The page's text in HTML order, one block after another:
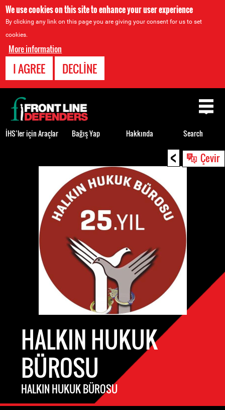
We use cookies on this site to enhance your user experience
By clicking any link on this page you are giving your consent for us to set
cookies.
More information
I AGREE DECLINE
< Çevir
HALKIN HUKUK
BÜROSU
HALKIN HUKUK BÜROSU
Back
to
top
İHS’ler için Araçlar Bağış Yap Hakkında Search